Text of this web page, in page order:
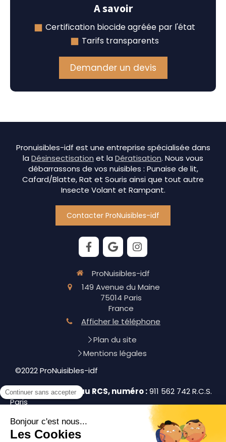
A savoir
Certification biocide agréée par l'état
Tarifs transparents
Demander un devis
Pronuisibles-idf est une entreprise spécialisée dans
la Désinsectisation et la Dératisation. Nous vous
débarrassons de vos nuisibles : Punaise de lit,
Cafard/Blatte, Rat et Souris ainsi que tout autre
Insecte Volant et Rampant.
Contacter ProNuisibles-idf
ProNuisibles-idf
149 Avenue du Maine
75014 Paris
France
Afficher le téléphone
Plan du site
Mentions légales
©2022 ProNuisibles-idf
Immatriculation au RCS, numéro :911 562 742 R.C.S.
Paris